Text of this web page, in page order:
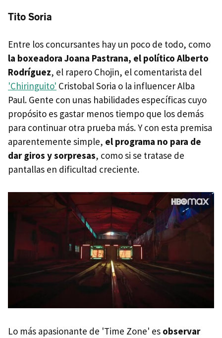
Tito Soria
Entre los concursantes hay un poco de todo, como
la boxeadora Joana Pastrana, el político Alberto
Rodríguez, el rapero Chojin, el comentarista del
'Chiringuito' Cristobal Soria o la influencer Alba
Paul. Gente con unas habilidades específicas cuyo
propósito es gastar menos tiempo que los demás
para continuar otra prueba más. Y con esta premisa
aparentemente simple, el programa no para de
dar giros y sorpresas, como si se tratase de
pantallas en dificultad creciente.
Lo más apasionante de 'Time Zone' es observar